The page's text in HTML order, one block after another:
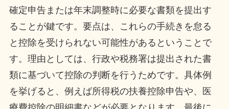
確定申告または年末調整時に必要な書類を提出す
ることが鍵です。要点は、これらの手続きを怠る
と控除を受けられない可能性があるということで
す。理由としては、行政や税務署は提出された書
類に基づいて控除の判断を行うためです。具体例
を挙げると、例えば所得税の扶養控除申告や、医